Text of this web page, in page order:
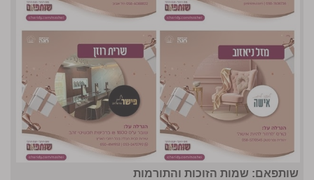
שותפאם: שמות הזוכות והתורמות